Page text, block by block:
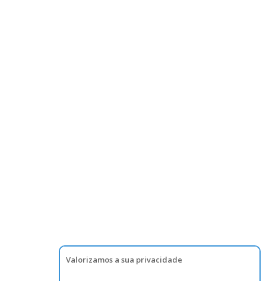
Valorizamos a sua privacidade